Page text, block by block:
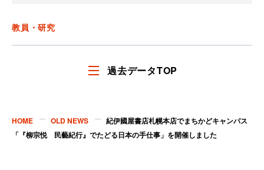
る
教員・研究
過去データTOP
HOME OLD NEWS
紀伊國屋書店札幌本店でまちかどキャンパス
「『柳宗悦 民藝紀行』でたどる日本の手仕事」を開催しました